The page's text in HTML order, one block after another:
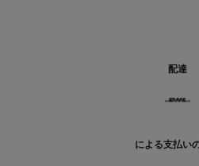
配達
による支払い